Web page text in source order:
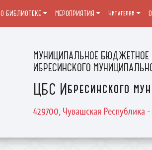
МУНИЦИПАЛЬНОЕ БЮДЖЕТНОЕ
ИБРЕСИНСКОГО
ЦБС Ибресинского
429700, Чувашская Республика
О БИБЛИОТЕКЕ МЕРОПРИЯТИЯ Читателям